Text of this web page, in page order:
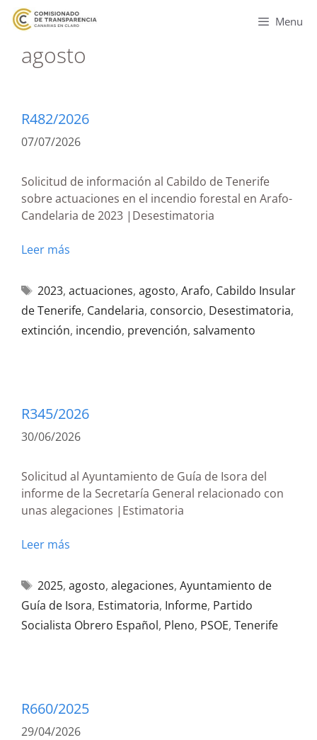
Menu
agosto
R482/2026
07/07/2026
Solicitud de información al Cabildo de Tenerife
sobre actuaciones en el incendio forestal en Arafo-
Candelaria de 2023 |Desestimatoria
Leer más
2023, actuaciones, agosto, Arafo, Cabildo Insular
de Tenerife, Candelaria, consorcio, Desestimatoria,
extinción, incendio, prevención, salvamento
R345/2026
30/06/2026
Solicitud al Ayuntamiento de Guía de Isora del
informe de la Secretaría General relacionado con
unas alegaciones |Estimatoria
Leer más
2025, agosto, alegaciones, Ayuntamiento de
Guía de Isora, Estimatoria, Informe, Partido
Socialista Obrero Español, Pleno, PSOE, Tenerife
R660/2025
29/04/2026